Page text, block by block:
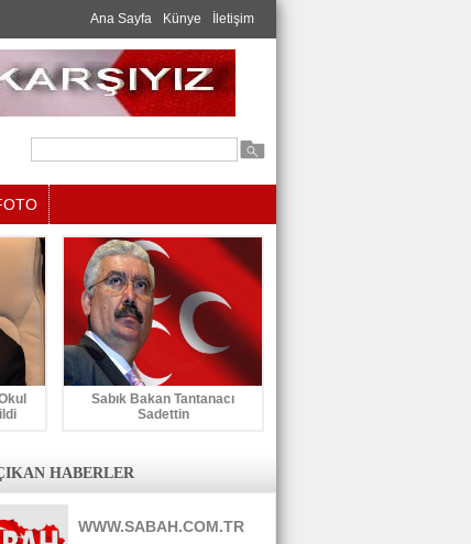
Ana Sayfa Künye İletişim
Sabık Bakan Tantanacı
Sadettin
HABERLER
WWW.SABAH.COM.TR